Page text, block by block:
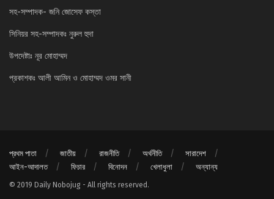
সহ-সম্পাদক- জনি জোসেফ কস্তা
সিনিয়র সহ-সম্পাদকঃ নুরুল হুদা
উপদেষ্টাঃ নূর মোহাম্মদ
প্রকাশকঃ আলী আমিন ও মোহাম্মদ ওমর সানী
প্রথম পাতা জাতীয় রাজনীতি অর্থনীতি
সারাদেশ
আইন-আদালত
ফিচার বিনোদন খেলাধুলা অন্যান্য
© 2019 Daily Nobojug - All rights reserved.